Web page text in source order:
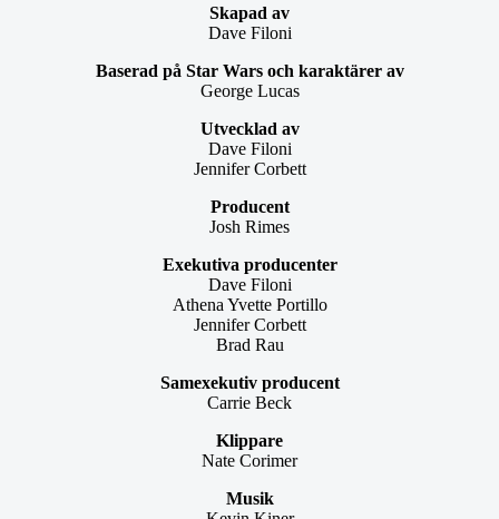
Skapad av
Dave Filoni
Baserad på Star Wars och karaktärer av
George Lucas
Utvecklad av
Dave Filoni
Jennifer Corbett
Producent
Josh Rimes
Exekutiva producenter
Dave Filoni
Athena Yvette Portillo
Jennifer Corbett
Brad Rau
Samexekutiv producent
Carrie Beck
Klippare
Nate Corimer
Musik